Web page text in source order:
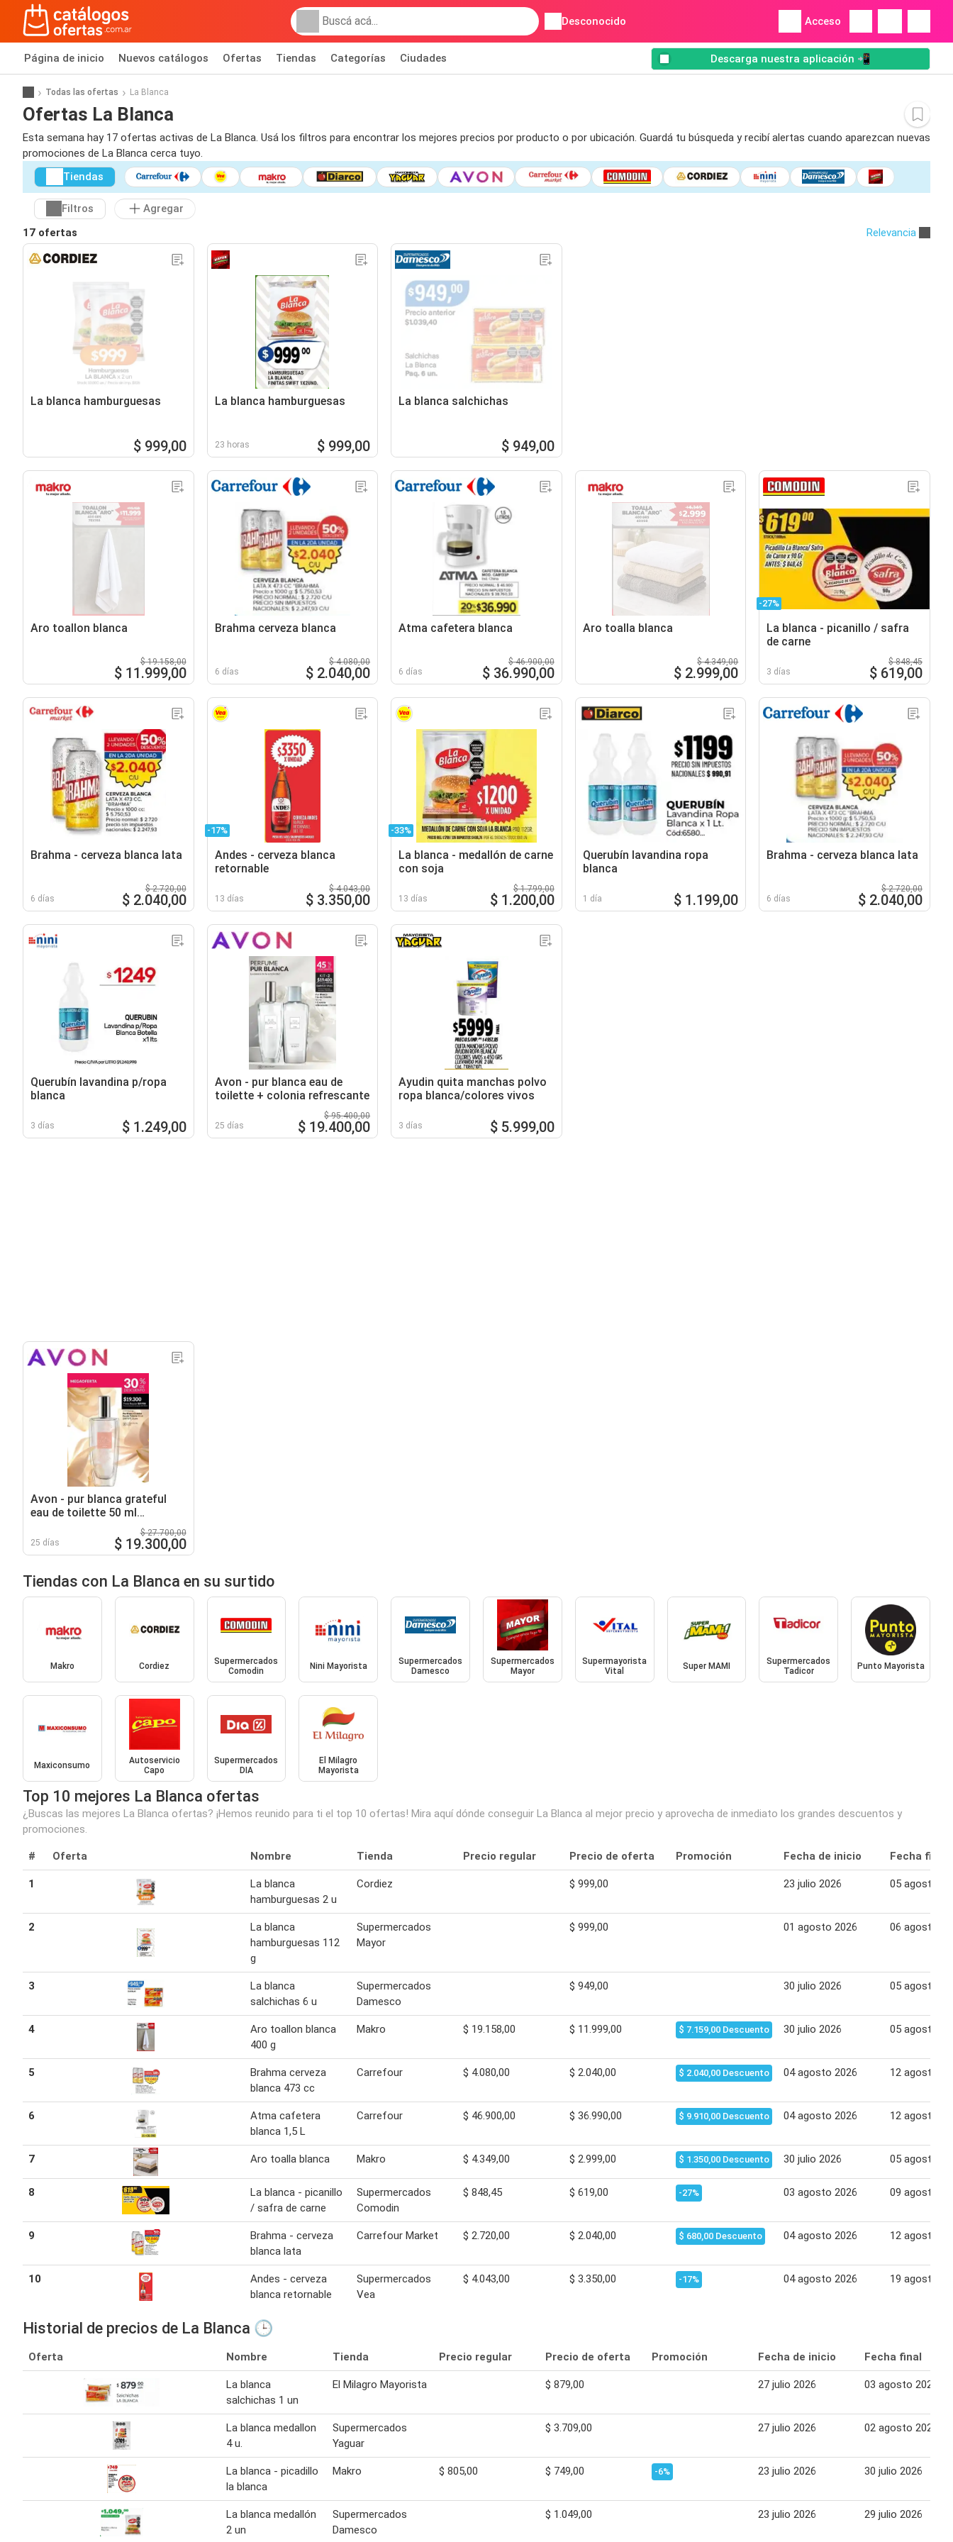
Desconocido Acceso
Página de inicio Nuevos catálogos Ofertas Tiendas Categorías Ciudades Descarga nuestra aplicación 📲
Todas las ofertas La Blanca
Ofertas La Blanca
Esta semana hay 17 ofertas activas de La Blanca. Usá los filtros para encontrar los mejores precios por producto o por ubicación. Guardá tu búsqueda y recibí alertas cuando aparezcan nuevas
promociones de La Blanca cerca tuyo.
Tiendas
Filtros
Agregar
17 ofertas
Relevancia
La blanca hamburguesas
$ 999,00
La blanca hamburguesas
23 horas $ 999,00
La blanca salchichas
$ 949,00
Aro toallon blanca
$ 19.158,00
$ 11.999,00
Brahma cerveza blanca
6 días
$ 4.080,00
$ 2.040,00
Atma cafetera blanca
6 días
$ 46.900,00
$ 36.990,00
Aro toalla blanca
$ 4.349,00
$ 2.999,00
-27%
La blanca - picanillo / safra
de carne
3 días
$ 848,45
$ 619,00
Brahma - cerveza blanca lata
6 días
$ 2.720,00
$ 2.040,00
-17%
Andes - cerveza blanca
retornable
13 días
$ 4.043,00
$ 3.350,00
-33%
La blanca - medallón de carne
con soja
13 días
$ 1.799,00
$ 1.200,00
Querubín lavandina ropa
blanca
1 día $ 1.199,00
Brahma - cerveza blanca lata
6 días
$ 2.720,00
$ 2.040,00
Querubín lavandina p/ropa
blanca
3 días $ 1.249,00
Avon - pur blanca eau de
toilette + colonia refrescante
25 días
$ 95.400,00
$ 19.400,00
Ayudin quita manchas polvo
ropa blanca/colores vivos
3 días $ 5.999,00
Avon - pur blanca grateful
eau de toilette 50 ml
25 días
$ 27.700,00
$ 19.300,00
Tiendas con La Blanca en su surtido
Makro Cordiez
Supermercados
Comodin
Nini Mayorista
Supermercados
Damesco
Supermercados
Mayor
Supermayorista
Vital
Super MAMI
Supermercados
Tadicor
Punto Mayorista
Maxiconsumo
Autoservicio
Capo
Supermercados
DIA
El Milagro
Mayorista
Top 10 mejores La Blanca ofertas
¿Buscas las mejores La Blanca ofertas? ¡Hemos reunido para ti el top 10 ofertas! Mira aquí dónde conseguir La Blanca al mejor precio y aprovecha de inmediato los grandes descuentos y
promociones.
# Oferta Nombre Tienda Precio regular Precio de oferta Promoción Fecha de inicio Fecha final
1
La blanca
hamburguesas 2 u
Cordiez $ 999,00 23 julio 2026 05 agosto
2
La blanca
hamburguesas 112
g
Supermercados
Mayor
$ 999,00 01 agosto 2026 06 agosto
3
La blanca
salchichas 6 u
Supermercados
Damesco
$ 949,00 30 julio 2026 05 agosto
4
Aro toallon blanca
400 g
Makro $ 19.158,00 $ 11.999,00 $ 7.159,00 Descuento 30 julio 2026 05 agosto
5
Brahma cerveza
blanca 473 cc
Carrefour $ 4.080,00 $ 2.040,00 $ 2.040,00 Descuento 04 agosto 2026 12 agosto
6
Atma cafetera
blanca 1,5 L
Carrefour $ 46.900,00 $ 36.990,00 $ 9.910,00 Descuento 04 agosto 2026 12 agosto
7 Aro toalla blanca Makro $ 4.349,00 $ 2.999,00 $ 1.350,00 Descuento 30 julio 2026 05 agosto
8
La blanca - picanillo
/ safra de carne
Supermercados
Comodin
$ 848,45 $ 619,00 -27% 03 agosto 2026 09 agosto
9
Brahma - cerveza
blanca lata
Carrefour Market $ 2.720,00 $ 2.040,00 $ 680,00 Descuento 04 agosto 2026 12 agosto
10
Andes - cerveza
blanca retornable
Supermercados
Vea
$ 4.043,00 $ 3.350,00 -17% 04 agosto 2026 19 agosto
Historial de precios de La Blanca 🕒
Oferta Nombre Tienda Precio regular Precio de oferta Promoción Fecha de inicio Fecha final
La blanca
salchichas 1 un
El Milagro Mayorista $ 879,00 27 julio 2026 03 agosto 2026
La blanca medallon
4 u.
Supermercados
Yaguar
$ 3.709,00 27 julio 2026 02 agosto 2026
La blanca - picadillo
la blanca
Makro $ 805,00 $ 749,00 -6% 23 julio 2026 30 julio 2026
La blanca medallón
2 un
Supermercados
Damesco
$ 1.049,00 23 julio 2026 29 julio 2026